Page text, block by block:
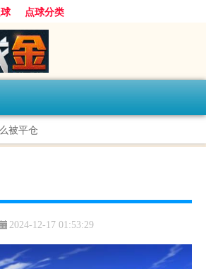
点球分类
被平仓
2024-12-17 01:53:29